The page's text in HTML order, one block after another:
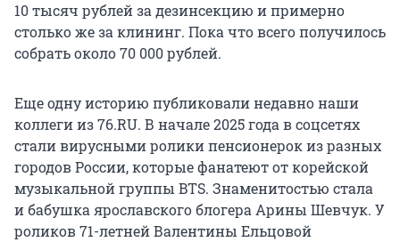
10 тысяч рублей за дезинсекцию и примерно
столько же за клининг. Пока что всего получилось
собрать около70 000рублей.
Еще одну историю публиковали недавно наши
коллеги из 76.RU. В начале 2025 года в соцсетях
стали вирусными ролики пенсионерок из разных
городов России, которые фанатеют от корейской
музыкальной группы BTS. Знаменитостью стала
и бабушка ярославского блогера Арины Шевчук. У
роликов 71-летней Валентины Ельцовой